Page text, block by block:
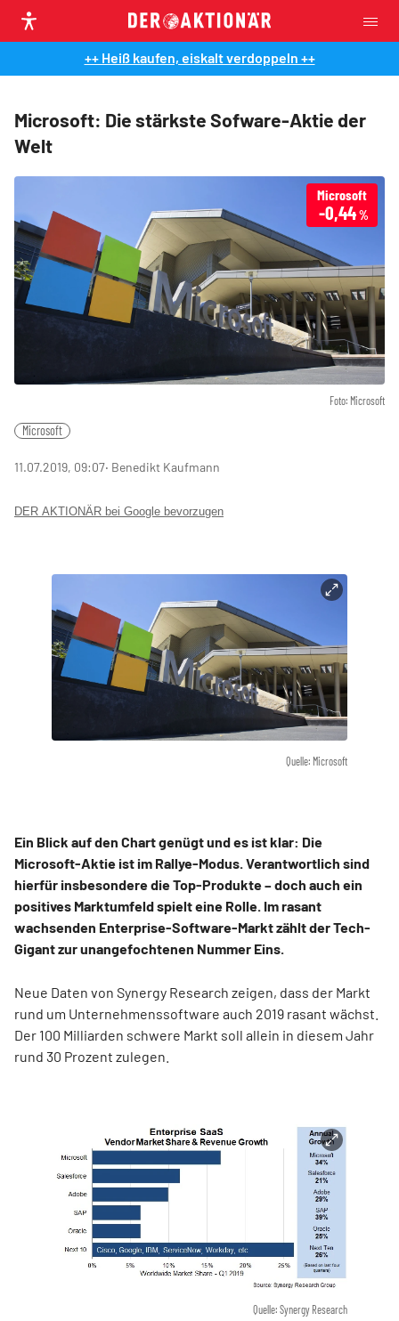
++ Heiß kaufen, eiskalt verdoppeln ++
Microsoft: Die stärkste Sofware-Aktie der
Welt
Foto: Microsoft
Microsoft
-0,44%
Microsoft
11.07.2019, 09:07‧ Benedikt Kaufmann
DER AKTIONÄR bei Google bevorzugen
Quelle: Microsoft
Ein Blick auf den Chart genügt und es ist klar: Die
Microsoft-Aktie ist im Rallye-Modus. Verantwortlich sind
hierfür insbesondere die Top-Produkte – doch auch ein
positives Marktumfeld spielt eine Rolle. Im rasant
wachsenden Enterprise-Software-Markt zählt der Tech-
Gigant zur unangefochtenen Nummer Eins.
Neue Daten von Synergy Research zeigen, dass der Markt
rund um Unternehmenssoftware auch 2019 rasant wächst.
Der 100 Milliarden schwere Markt soll allein in diesem Jahr
rund 30 Prozent zulegen.
Quelle: Synergy Research